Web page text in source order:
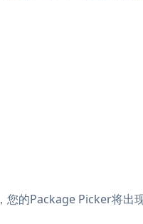
的Package Picker将出